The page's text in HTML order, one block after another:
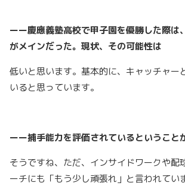
ーー慶應義塾高校で甲子園を優勝した際は
がメインだった。現状、その可能性は
低いと思います。基本的に、キャッチャー
いると思っています。
ーー捕手能力を評価されているということ
そうですね、ただ、インサイドワークや配
ーチにも「もう少し頑張れ」と言われてい